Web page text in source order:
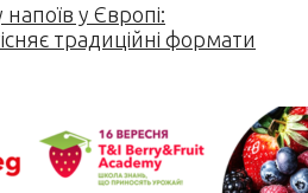
у Європі:
традиційні формати